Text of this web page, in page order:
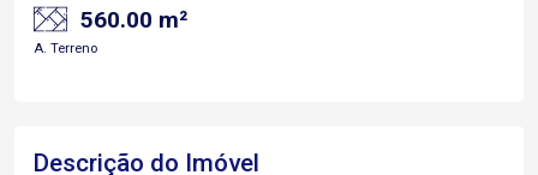
560.00 m²
A. Terreno
Descrição do Imóvel